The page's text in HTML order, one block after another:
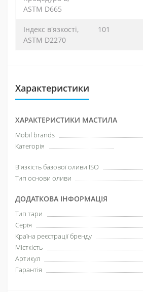
ASTM D665
Індекс в'язкості,
ASTM D2270
101
Характеристики
ХАРАКТЕРИСТИКИ МАСТИЛА
Mobil brands
Категорія
В'язкість базової оливи ISO
Тип основи оливи
ДОДАТКОВА ІНФОРМАЦІЯ
Тип тари
Серія
Країна реєстрації бренду
Місткість
Артикул
Гарантія